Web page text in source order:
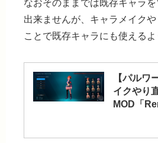
なおそのままでは既存キャラ
出来ませんが、キャラメイク
ことで既存キャラにも使えるよ
【パルワ
イクやり
MOD「